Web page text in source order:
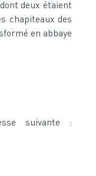
deux étaient
chapiteaux des
en abbaye
suivante :